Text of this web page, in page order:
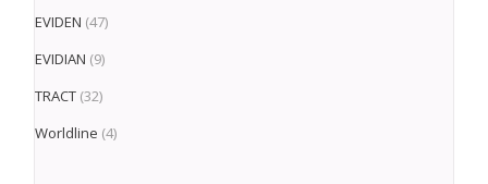
EVIDEN (47)
EVIDIAN (9)
TRACT (32)
Worldline (4)